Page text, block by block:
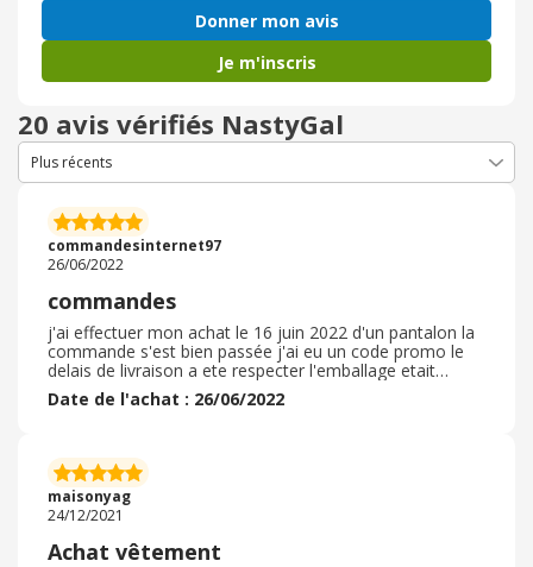
Donner mon avis
Je m'inscris
20 avis vérifiés NastyGal
commandesinternet97
26/06/2022
commandes
j'ai effectuer mon achat le 16 juin 2022 d'un pantalon la
commande s'est bien passée j'ai eu un code promo le
delais de livraison a ete respecter l'emballage etait
correct pour la qualité helas j'ai eu un desagrement avec
mon article car il manquait un bouton j'ai du donc
l'article car j'en avait besoin pour une occasion
particuliere il est vrai que je regrette qu'il y ai des frais
d'envoi lorsque je passe une commande
Date de l'achat : 26/06/2022
maisonyag
24/12/2021
Achat vêtement